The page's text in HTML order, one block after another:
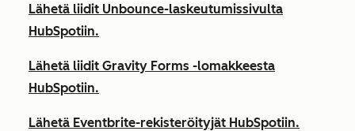
Lähetä liidit Unbounce-laskeutumissivulta
HubSpotiin.
Lähetä liidit Gravity Forms -lomakkeesta
HubSpotiin.
Lähetä Eventbrite-rekisteröityjät HubSpotiin.